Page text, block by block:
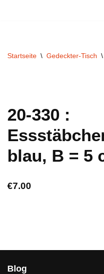
Startseite \ Gedeckter-Tisch \
20-330 :
blau, B = 5
€7.00
Blog